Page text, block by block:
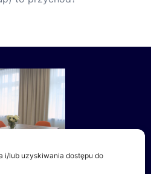
i/lub uzyskiwania dostępu do